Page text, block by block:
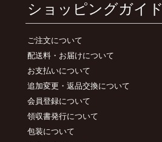
ショッピングガイド
ご注文について
配送料・お届けについて
お支払いについて
追加変更・返品交換について
会員登録について
領収書発行について
包装について